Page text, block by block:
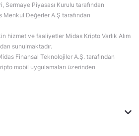
Sermaye Piyasası Kurulu tarafından
Değerler A.Ş tarafından
hizmet ve faaliyetler Midas Kripto Varlık Alım
sunulmaktadır.
Finansal Teknolojiler A.Ş. tarafından
mobil uygulamaları üzerinden